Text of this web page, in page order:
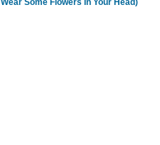
Some Flowers In Your Head)